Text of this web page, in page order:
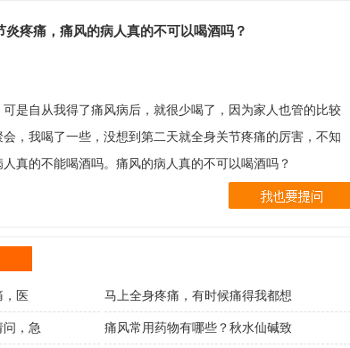
炎疼痛，痛风的病人真的不可以喝酒吗？
是自从我得了痛风病后，就很少喝了，因为家人也管的比较
，我喝了一些，没想到第二天就全身关节疼痛的厉害，不知
真的不能喝酒吗。痛风的病人真的不可以喝酒吗？
，医 马上全身疼痛，有时候痛得我都想
，急 痛风常用药物有哪些？秋水仙碱致